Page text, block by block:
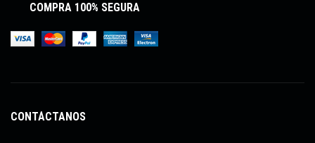
COMPRA 100% SEGURA
CONTÁCTANOS